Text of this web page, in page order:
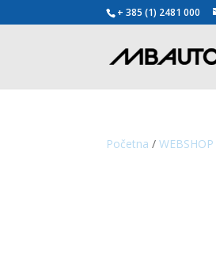
+ 385 (1) 2481 000
Početna /WEBSHOP